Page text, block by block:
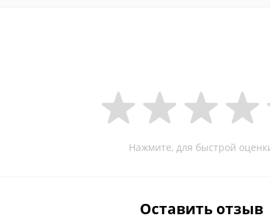
Нажмите, для быстрой
Оставить отзыв